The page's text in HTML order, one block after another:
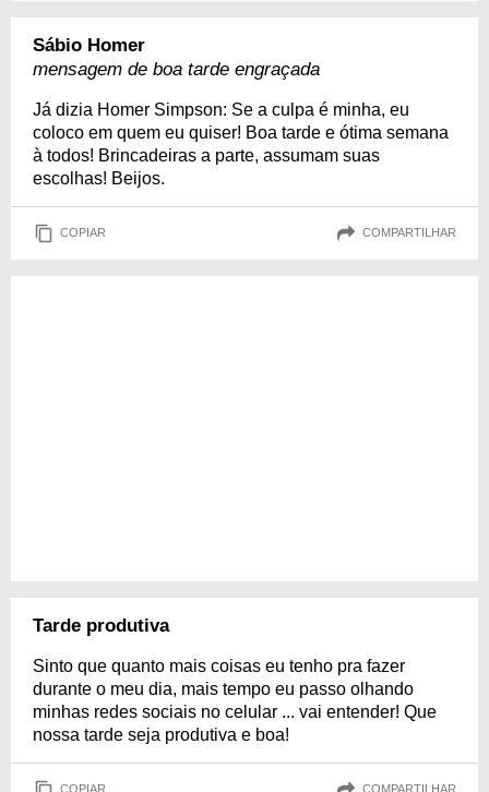
Sábio Homer
mensagem de boa tarde engraçada
Já dizia Homer Simpson: Se a culpa é minha, eu
coloco em quem eu quiser! Boa tarde e ótima semana
à todos! Brincadeiras a parte, assumam suas
escolhas! Beijos.
COPIAR COMPARTILHAR
Tarde produtiva
Sinto que quanto mais coisas eu tenho pra fazer
durante o meu dia, mais tempo eu passo olhando
minhas redes sociais no celular ... vai entender! Que
nossa tarde seja produtiva e boa!
COPIAR COMPARTILHAR